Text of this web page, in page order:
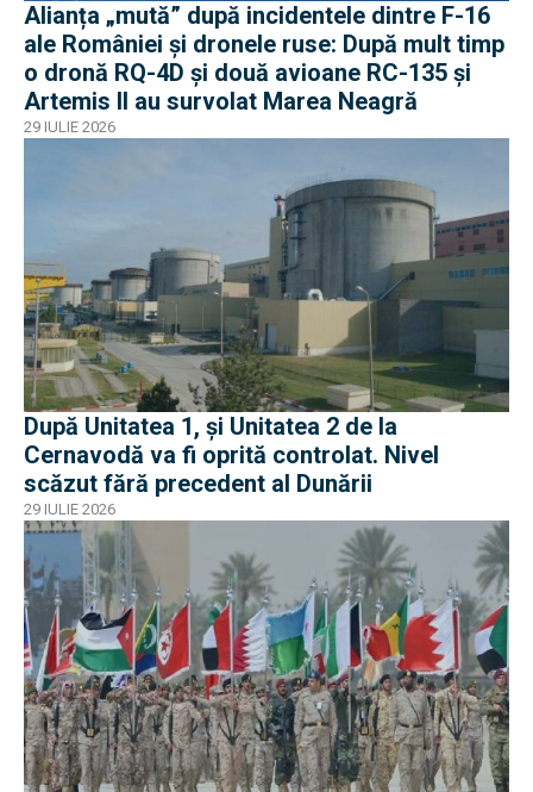
Alianța „mută” după incidentele dintre F-16
ale României și dronele ruse: După mult timp
o dronă RQ-4D și două avioane RC-135 și
Artemis II au survolat Marea Neagră
29 IULIE 2026
După Unitatea 1, și Unitatea 2 de la
Cernavodă va fi oprită controlat. Nivel
scăzut fără precedent al Dunării
29 IULIE 2026